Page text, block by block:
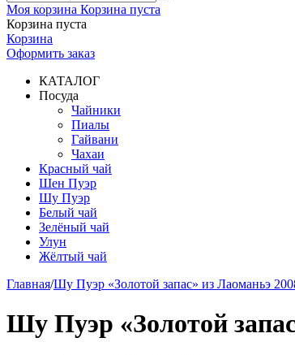
Моя корзина Корзина пуста
Корзина пуста
Корзина
Оформить заказ
КАТАЛОГ
Посуда
Чайники
Пиалы
Гайвани
Чахаи
Красный чай
Шен Пуэр
Шу Пуэр
Белый чай
Зелёный чай
Улун
Жёлтый чай
Главная/Шу Пуэр «Золотой запас» из Лаоманьэ
Шу Пуэр «Золотой